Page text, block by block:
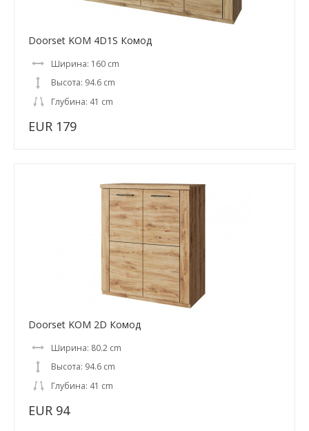
Doorset KOM 4D1S Комод
Ширина: 160 cm
Высота: 94.6 cm
Глубина: 41 cm
EUR 179
Doorset KOM 2D Комод
Ширина: 80.2 cm
Высота: 94.6 cm
Глубина: 41 cm
EUR 94